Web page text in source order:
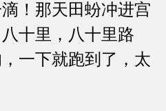
！那天田蚡冲进宫
十里，八十里路
一下就跑到了，太